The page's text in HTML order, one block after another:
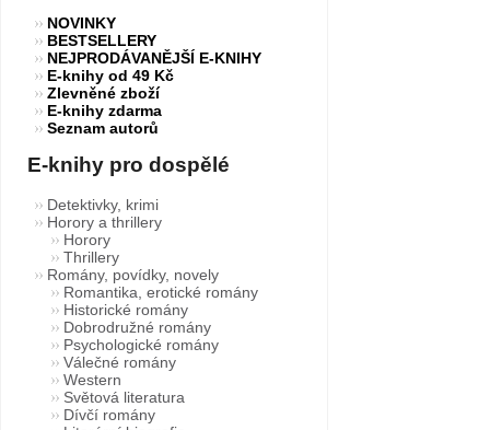
NOVINKY
BESTSELLERY
NEJPRODÁVANĚJŠÍ E-KNIHY
E-knihy od 49 Kč
Zlevněné zboží
E-knihy zdarma
Seznam autorů
E-knihy pro dospělé
Detektivky, krimi
Horory a thrillery
Horory
Thrillery
Romány, povídky, novely
Romantika, erotické romány
Historické romány
Dobrodružné romány
Psychologické romány
Válečné romány
Western
Světová literatura
Dívčí romány